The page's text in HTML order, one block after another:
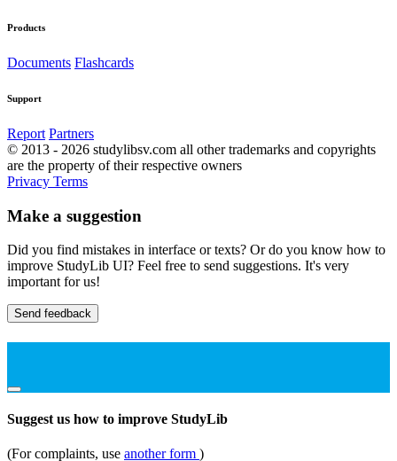
Products
Documents Flashcards
Support
Report Partners
© 2013 - 2026 studylibsv.com all other trademarks and copyrights
are the property of their respective owners
Privacy Terms
Make a suggestion
Did you find mistakes in interface or texts? Or do you know how to
improve StudyLib UI? Feel free to send suggestions. It's very
important for us!
Send feedback
Suggest us how to improve StudyLib
(For complaints, use another form )